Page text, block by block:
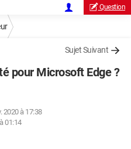
Question
Sujet Suivant
pour Microsoft Edge ?
2020 à 17:38
01:14